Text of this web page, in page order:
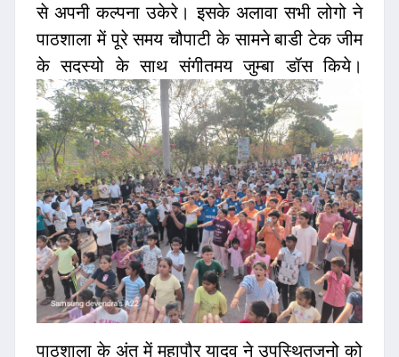
से अपनी कल्पना उकेरे। इसके अलावा सभी लोगो ने
पाठशाला में पूरे समय चौपाटी के सामने बाडी टेक जीम
के सदस्यो के साथ संगीतमय जुम्बा डॉस किये।
पाठशाला के अंत में महापौर यादव ने उपस्थितजनो को